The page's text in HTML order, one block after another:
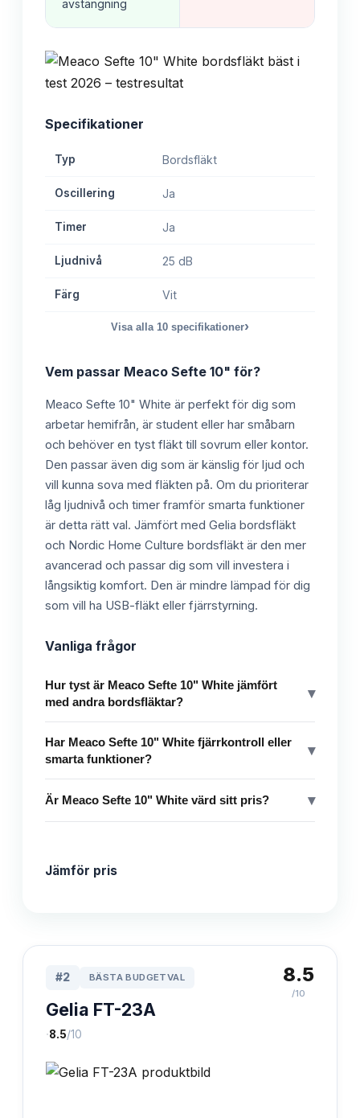
avstängning
Specifikationer
Typ Bordsfläkt
Oscillering Ja
Timer Ja
Ljudnivå 25 dB
Färg Vit
Visa alla 10 specifikationer›
Vem passar Meaco Sefte 10" för?
Meaco Sefte 10" White är perfekt för dig som
arbetar hemifrån, är student eller har småbarn
och behöver en tyst fläkt till sovrum eller kontor.
Den passar även dig som är känslig för ljud och
vill kunna sova med fläkten på. Om du prioriterar
låg ljudnivå och timer framför smarta funktioner
är detta rätt val. Jämfört med Gelia bordsfläkt
och Nordic Home Culture bordsfläkt är den mer
avancerad och passar dig som vill investera i
långsiktig komfort. Den är mindre lämpad för dig
som vill ha USB-fläkt eller fjärrstyrning.
Vanliga frågor
Hur tyst är Meaco Sefte 10" White jämfört
med andra bordsfläktar?
▾
Har Meaco Sefte 10" White fjärrkontroll eller
smarta funktioner?
▾
Är Meaco Sefte 10" White värd sitt pris? ▾
Jämför pris
#2 BÄSTA BUDGETVAL
Gelia FT-23A
·8.5/10
8.5
/10